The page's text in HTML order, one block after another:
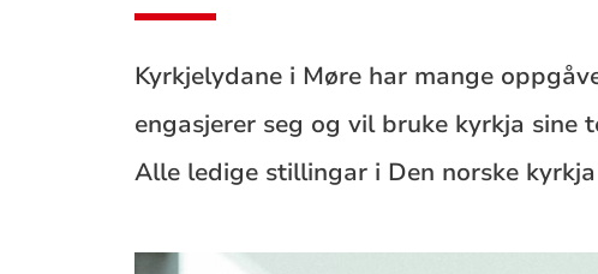
Kyrkjelydane i Møre har mange
engasjerer seg og vil bruke kyrkja sine
Alle ledige stillingar i Den norske